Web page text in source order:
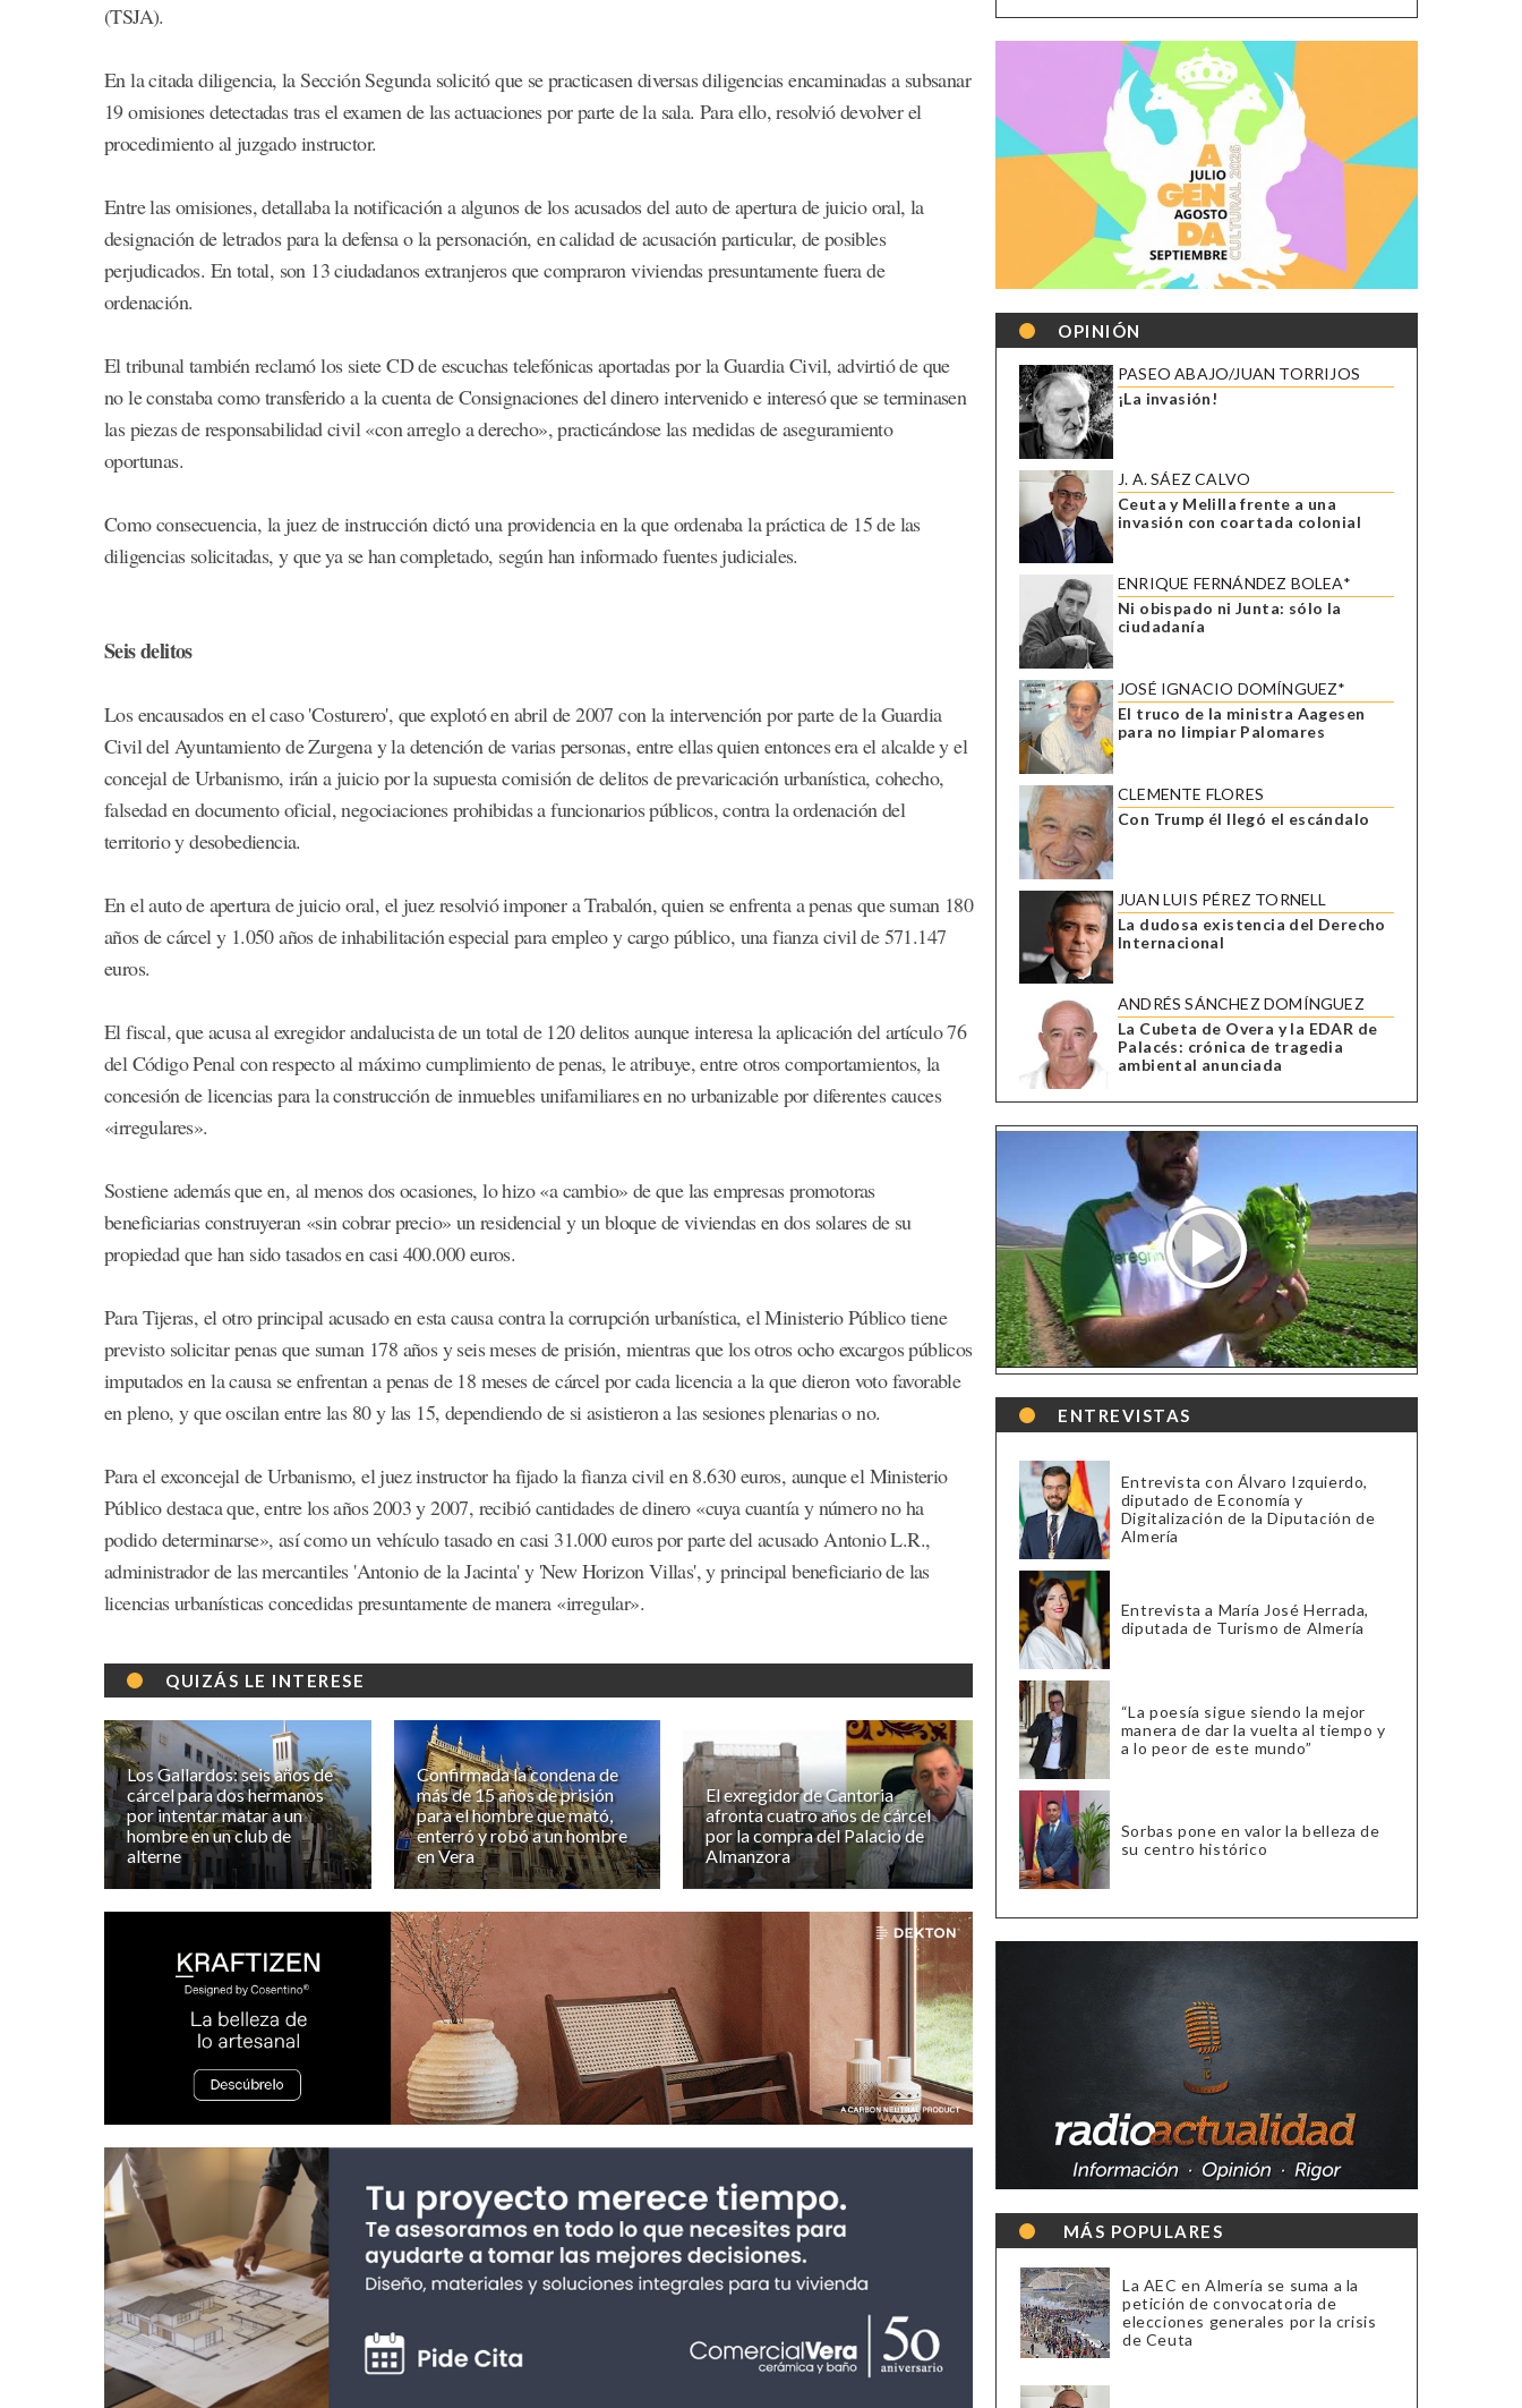
(TSJA).
En la citada diligencia, la Sección Segunda solicitó que se practicasen diversas diligencias encaminadas a subsanar
19 omisiones detectadas tras el examen de las actuaciones por parte de la sala. Para ello, resolvió devolver el
procedimiento al juzgado instructor.
Entre las omisiones, detallaba la notificación a algunos de los acusados del auto de apertura de juicio oral, la
designación de letrados para la defensa o la personación, en calidad de acusación particular, de posibles
perjudicados. En total, son 13 ciudadanos extranjeros que compraron viviendas presuntamente fuera de
ordenación.
El tribunal también reclamó los siete CD de escuchas telefónicas aportadas por la Guardia Civil, advirtió de que
no le constaba como transferido a la cuenta de Consignaciones del dinero intervenido e interesó que se terminasen
las piezas de responsabilidad civil «con arreglo a derecho», practicándose las medidas de aseguramiento
oportunas.
Como consecuencia, la juez de instrucción dictó una providencia en la que ordenaba la práctica de 15 de las
diligencias solicitadas, y que ya se han completado, según han informado fuentes judiciales.
Seis delitos
Los encausados en el caso 'Costurero', que explotó en abril de 2007 con la intervención por parte de la Guardia
Civil del Ayuntamiento de Zurgena y la detención de varias personas, entre ellas quien entonces era el alcalde y el
concejal de Urbanismo, irán a juicio por la supuesta comisión de delitos de prevaricación urbanística, cohecho,
falsedad en documento oficial, negociaciones prohibidas a funcionarios públicos, contra la ordenación del
territorio y desobediencia.
En el auto de apertura de juicio oral, el juez resolvió imponer a Trabalón, quien se enfrenta a penas que suman 180
años de cárcel y 1.050 años de inhabilitación especial para empleo y cargo público, una fianza civil de 571.147
euros.
El fiscal, que acusa al exregidor andalucista de un total de 120 delitos aunque interesa la aplicación del artículo 76
del Código Penal con respecto al máximo cumplimiento de penas, le atribuye, entre otros comportamientos, la
concesión de licencias para la construcción de inmuebles unifamiliares en no urbanizable por diferentes cauces
«irregulares».
Sostiene además que en, al menos dos ocasiones, lo hizo «a cambio» de que las empresas promotoras
beneficiarias construyeran «sin cobrar precio» un residencial y un bloque de viviendas en dos solares de su
propiedad que han sido tasados en casi 400.000 euros.
Para Tijeras, el otro principal acusado en esta causa contra la corrupción urbanística, el Ministerio Público tiene
previsto solicitar penas que suman 178 años y seis meses de prisión, mientras que los otros ocho excargos públicos
imputados en la causa se enfrentan a penas de 18 meses de cárcel por cada licencia a la que dieron voto favorable
en pleno, y que oscilan entre las 80 y las 15, dependiendo de si asistieron a las sesiones plenarias o no.
Para el exconcejal de Urbanismo, el juez instructor ha fijado la fianza civil en 8.630 euros, aunque el Ministerio
Público destaca que, entre los años 2003 y 2007, recibió cantidades de dinero «cuya cuantía y número no ha
podido determinarse», así como un vehículo tasado en casi 31.000 euros por parte del acusado Antonio L.R.,
administrador de las mercantiles 'Antonio de la Jacinta' y 'New Horizon Villas', y principal beneficiario de las
licencias urbanísticas concedidas presuntamente de manera «irregular».
QUIZÁS LE INTERESE
Los Gallardos: seis años de
cárcel para dos hermanos
por intentar matar a un
hombre en un club de
alterne
Confirmada la condena de
más de 15 años de prisión
para el hombre que mató,
enterró y robó a un hombre
en Vera
El exregidor de Cantoria
afronta cuatro años de cárcel
por la compra del Palacio de
Almanzora
OPINIÓN
PASEO ABAJO/JUAN TORRIJOS
¡La invasión!
J. A. SÁEZ CALVO
Ceuta y Melilla frente a una
invasión con coartada colonial
ENRIQUE FERNÁNDEZ BOLEA*
Ni obispado ni Junta: sólo la
ciudadanía
JOSÉ IGNACIO DOMÍNGUEZ*
El truco de la ministra Aagesen
para no limpiar Palomares
CLEMENTE FLORES
Con Trump él llegó el escándalo
JUAN LUIS PÉREZ TORNELL
La dudosa existencia del Derecho
Internacional
ANDRÉS SÁNCHEZ DOMÍNGUEZ
La Cubeta de Overa y la EDAR de
Palacés: crónica de tragedia
ambiental anunciada
ENTREVISTAS
Entrevista con Álvaro Izquierdo,
diputado de Economía y
Digitalización de la Diputación de
Almería
Entrevista a María José Herrada,
diputada de Turismo de Almería
“La poesía sigue siendo la mejor
manera de dar la vuelta al tiempo y
a lo peor de este mundo”
Sorbas pone en valor la belleza de
su centro histórico
MÁS POPULARES
La AEC en Almería se suma a la
petición de convocatoria de
elecciones generales por la crisis
de Ceuta